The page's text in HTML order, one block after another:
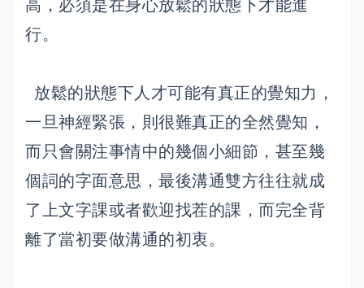
高，必須是在身心放鬆的狀態下才能進
行。
放鬆的狀態下人才可能有真正的覺知力，
一旦神經緊張，則很難真正的全然覺知，
而只會關注事情中的幾個小細節，甚至幾
個詞的字面意思，最後溝通雙方往往就成
了上文字課或者歡迎找茬的課，而完全背
離了當初要做溝通的初衷。